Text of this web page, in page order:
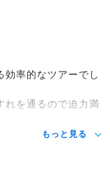
効率的なツアーでし
れを通るので迫力満
もっと見る